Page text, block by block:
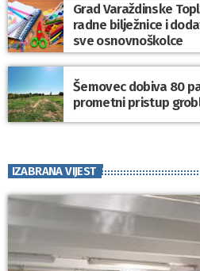
Grad Varaždinske
radne bilježnice i
sve osnovnoškolce
Šemovec dobiva 80
prometni pristup
IZABRANA VIJEST